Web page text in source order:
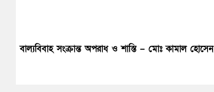
বাল্যবিবাহ সংক্রান্ত অপরাধ ও শাস্তি – মোঃ কামাল হোসেন